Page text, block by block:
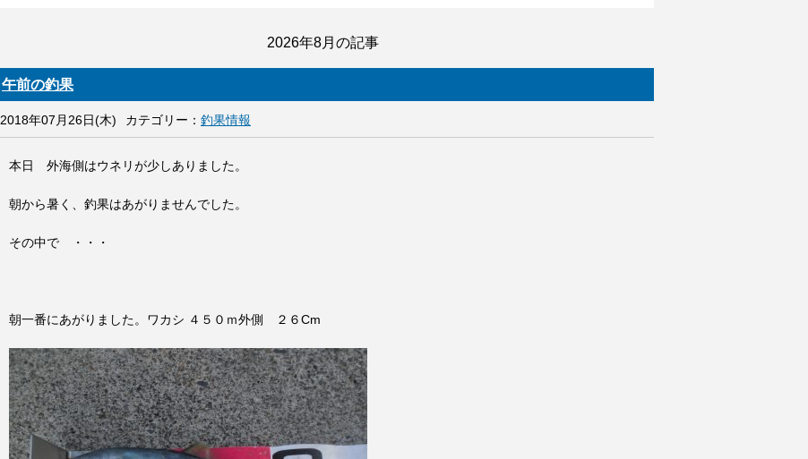
2026年8月 の記事
午前の釣果
2018年07月26日(木) カテゴリー： 釣果情報
本日 外海側はウネリが少しありました。
朝から暑く、釣果はあがりませんでした。
その中で ・・・
朝一番にあがりました。ワカシ ４５０ｍ外側 ２６Cm